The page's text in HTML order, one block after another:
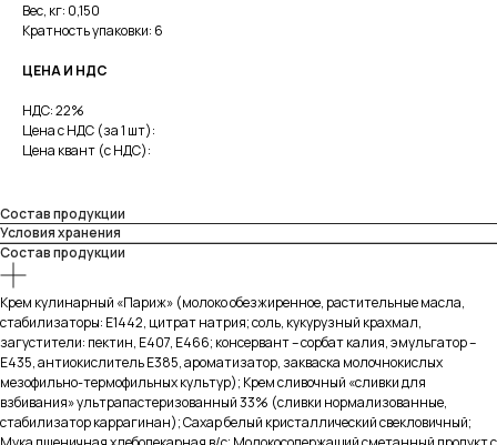
Вес, кг: 0,150
Кратность упаковки: 6
ЦЕНА И НДС
НДС: 22%
Цена с НДС (за 1 шт):
Цена квант (с НДС):
Состав продукции
Условия хранения
Состав продукции
Крем кулинарный «Париж» (молоко обезжиренное, растительные масла,
стабилизаторы: Е1442, цитрат натрия; соль, кукурузный крахмал,
загустители: пектин, Е407, Е466; консервант – сорбат калия, эмульгатор –
Е435, антиокислитель Е385, ароматизатор, закваска молочнокислых
мезофильно-термофильных культур); Крем сливочный «сливки для
взбивания» ультрапастеризованный 33% (сливки нормализованные,
стабилизатор каррагинан); Сахар белый кристаллический свекловичный;